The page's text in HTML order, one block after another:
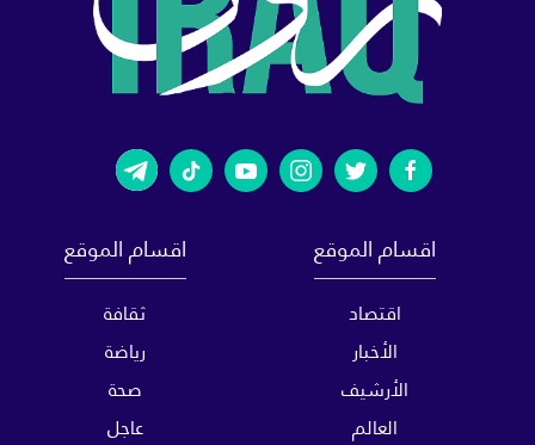
اقسام الموقع
اقتصاد
الأخبار
الأرشيف
العالم
اقسام الموقع
ثقافة
رياضة
صحة
عاجل